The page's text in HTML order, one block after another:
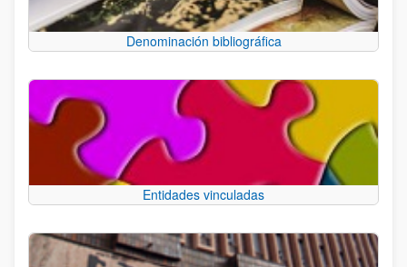
Denominación bibliográfica
Entidades vinculadas